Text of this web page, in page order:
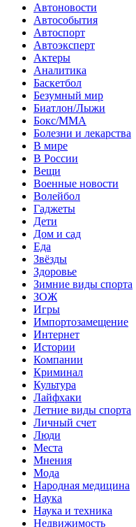
Автоновости
Автособытия
Автоспорт
Автоэксперт
Актеры
Аналитика
Баскетбол
Безумный мир
Биатлон/Лыжи
Бокс/MMA
Болезни и лекарства
В мире
В России
Вещи
Военные новости
Волейбол
Гаджеты
Дети
Дом и сад
Еда
Звёзды
Здоровье
Зимние виды спорта
ЗОЖ
Игры
Импортозамещение
Интернет
Истории
Компании
Криминал
Культура
Лайфхаки
Летние виды спорта
Личный счет
Люди
Места
Мнения
Мода
Народная медицина
Наука
Наука и техника
Недвижимость